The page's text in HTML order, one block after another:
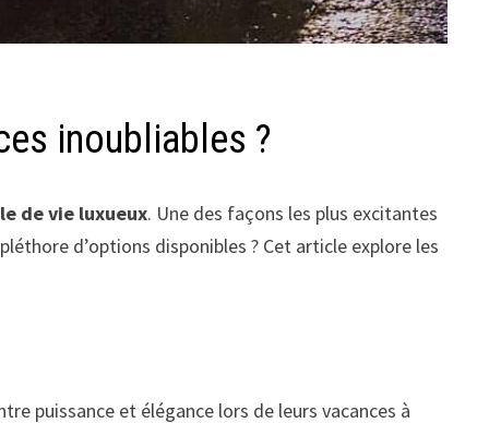
inoubliables ?
de vie luxueux. Une des façons les plus excitantes
d’options disponibles ? Cet article explore les
puissance et élégance lors de leurs vacances à